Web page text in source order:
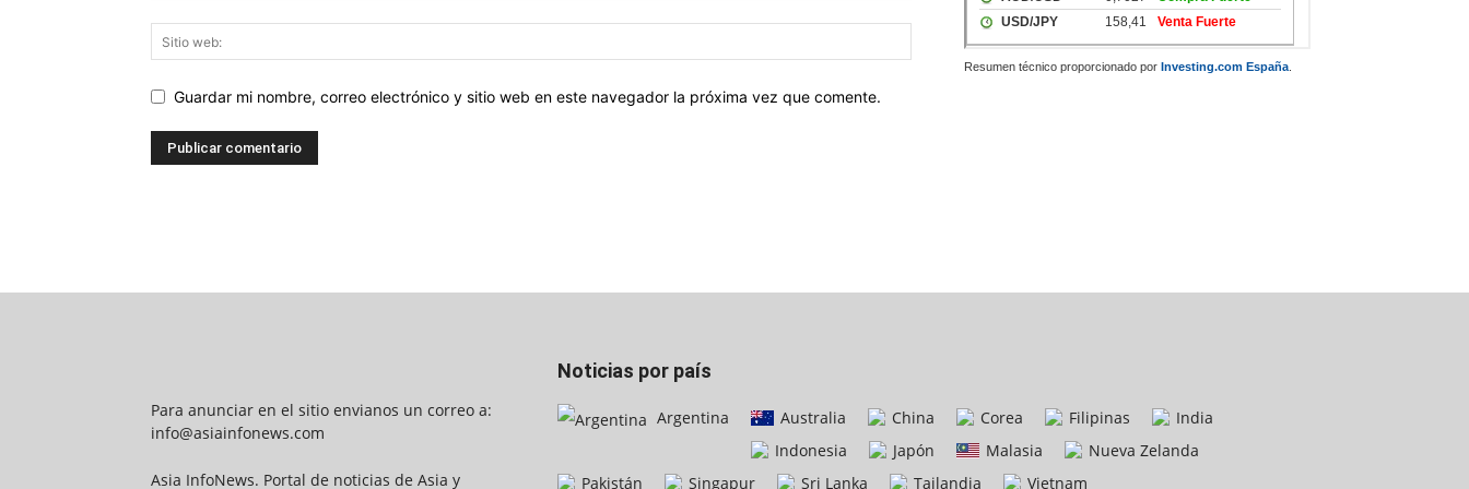
Guardar mi nombre, correo electrónico y sitio web en este navegador la próxima vez que comente.
Resumen técnico proporcionado por Investing.com España
Para anunciar en el sitio envianos un correo a:
info@asiainfonews.com
Asia InfoNews. Portal de noticias de Asia y
Noticias por país
Argentina Australia China Corea Filipinas
India
Indonesia
Japón Malasia
Nueva Zelanda
Pakistán
Singapur Sri Lanka Tailandia Vietnam